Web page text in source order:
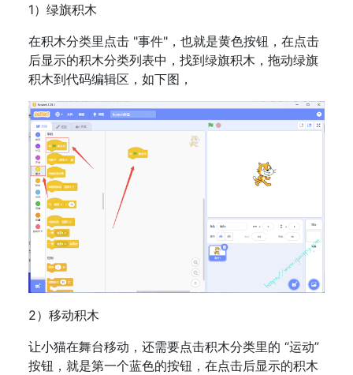
1）绿旗积木
在积木分类里点击 "事件"，也就是黄色按钮，在点击
后显示的积木分类列表中，找到绿旗积木，拖动绿旗
积木到代码编辑区，如下图，
2）移动积木
让小猫在舞台移动，还需要点击积木分类里的 “运动”
按钮，就是第一个蓝色的按钮，在点击后显示的积木